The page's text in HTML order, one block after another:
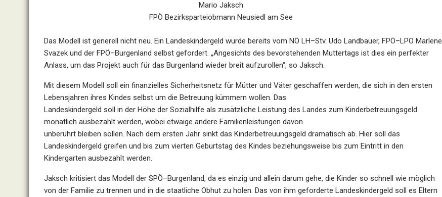
Mario Jaksch
FPÖ Bezirksparteiobmann Neusiedl am See
Das Modell ist generell nicht neu. Ein Landeskindergeld wurde bereits vom NÖ LH–Stv. Udo Landbauer, FPÖ–LPO Marlene
Svazek und der FPÖ–Burgenland selbst gefordert. „Angesichts des bevorstehenden Muttertags ist dies ein perfekter
Anlass, um das Projekt auch für das Burgenland wieder breit aufzurollen“, so Jaksch.
Mit diesem Modell soll ein finanzielles Sicherheitsnetz für Mütter und Väter geschaffen werden, die sich in den ersten
Lebensjahren ihres Kindes selbst um die Betreuung kümmern wollen. Das
Landeskindergeld soll in der Höhe der Sozialhilfe als zusätzliche Leistung des Landes zum Kinderbetreuungsgeld
monatlich ausbezahlt werden, wobei etwaige andere Familienleistungen davon
unberührt bleiben sollen. Nach dem ersten Jahr sinkt das Kinderbetreuungsgeld dramatisch ab. Hier soll das
Landeskindergeld greifen und bis zum vierten Geburtstag des Kindes beziehungsweise bis zum Eintritt in den
Kindergarten ausbezahlt werden.
Jaksch kritisiert das Modell der SPÖ–Burgenland, da es einzig und allein darum gehe, die Kinder so schnell wie möglich
von der Familie zu trennen und in die staatliche Obhut zu holen. Das von ihm geforderte Landeskindergeld soll es Eltern